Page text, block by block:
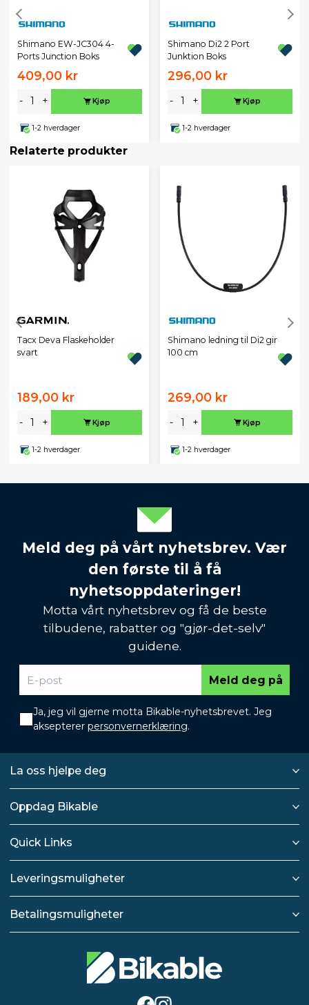
Shimano EW-JC304 4-
Ports Junction Boks
409,00 kr
- + Kjøp
1-2 hverdager
Shimano Di2 2 Port
Junktion Boks
296,00 kr
- + Kjøp
1-2 hverdager
Relaterte produkter
Tacx Deva Flaskeholder
svart
189,00 kr
- + Kjøp
1-2 hverdager
Shimano ledning til Di2 gir
100 cm
269,00 kr
- + Kjøp
1-2 hverdager
Meld deg på vårt nyhetsbrev. Vær
den første til å få
nyhetsoppdateringer!
Motta vårt nyhetsbrev og få de beste
tilbudene, rabatter og "gjør-det-selv"
guidene.
Meld deg på
Ja, jeg vil gjerne motta Bikable-nyhetsbrevet. Jeg
aksepterer personvernerklæring.
La oss hjelpe deg
Oppdag Bikable
Quick Links
Leveringsmuligheter
Betalingsmuligheter